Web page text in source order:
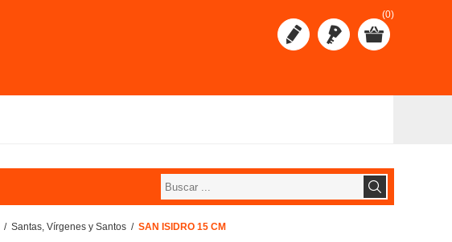
(0)
/ Santas, Vírgenes y Santos / SAN ISIDRO 15 CM